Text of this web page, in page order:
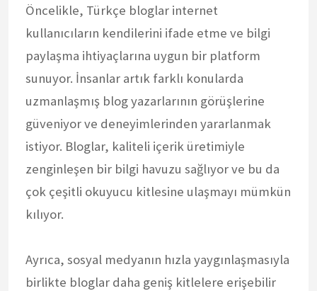
Öncelikle, Türkçe bloglar internet
kullanıcıların kendilerini ifade etme ve bilgi
paylaşma ihtiyaçlarına uygun bir platform
sunuyor. İnsanlar artık farklı konularda
uzmanlaşmış blog yazarlarının görüşlerine
güveniyor ve deneyimlerinden yararlanmak
istiyor. Bloglar, kaliteli içerik üretimiyle
zenginleşen bir bilgi havuzu sağlıyor ve bu da
çok çeşitli okuyucu kitlesine ulaşmayı mümkün
kılıyor.
Ayrıca, sosyal medyanın hızla yaygınlaşmasıyla
birlikte bloglar daha geniş kitlelere erişebilir